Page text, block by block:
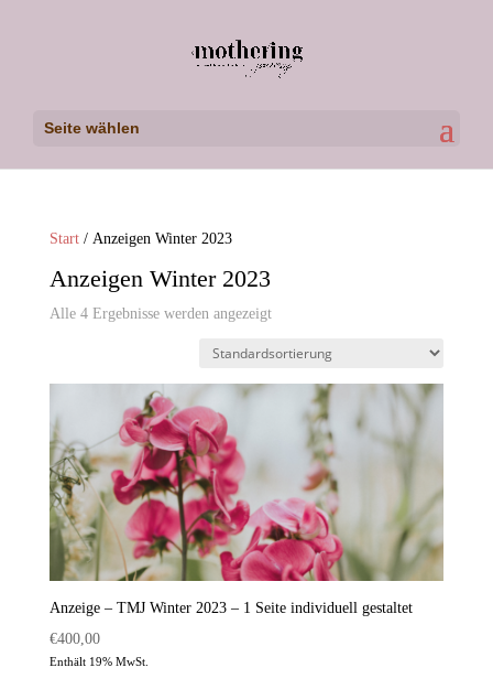
Seite wählen
Start/ Anzeigen Winter 2023
Anzeigen Winter 2023
Alle 4 Ergebnisse werden angezeigt
Anzeige – TMJ Winter 2023 – 1 Seite individuell gestaltet
€400,00
Enthält 19% MwSt.